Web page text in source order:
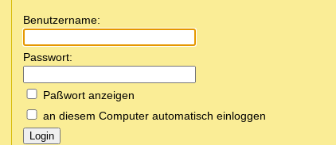
Benutzername:
Passwort:
Paßwort anzeigen
an diesem Computer automatisch einloggen
Login